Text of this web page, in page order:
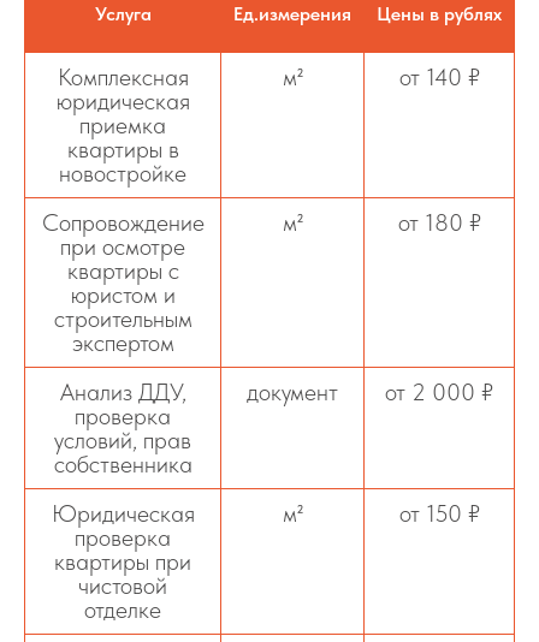
Услуга Ед.измерения Цены в рублях
Комплексная
юридическая
приемка
квартиры в
новостройке
м² от 140 ₽
Сопровождение
при осмотре
квартиры с
юристом и
строительным
экспертом
м² от 180 ₽
Анализ ДДУ,
проверка
условий, прав
собственника
документ от 2 000 ₽
Юридическая
проверка
квартиры при
чистовой
отделке
м² от 150 ₽